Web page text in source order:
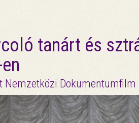
tanárt és
Nemzetközi Dokumentumfilm